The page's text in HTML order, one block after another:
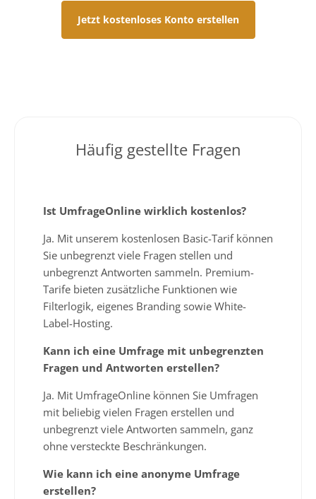
Jetzt kostenloses Konto erstellen
Häufig gestellte Fragen
Ist UmfrageOnline wirklich kostenlos?
Ja. Mit unserem kostenlosen Basic-Tarif können
Sie unbegrenzt viele Fragen stellen und
unbegrenzt Antworten sammeln. Premium-
Tarife bieten zusätzliche Funktionen wie
Filterlogik, eigenes Branding sowie White-
Label-Hosting.
Kann ich eine Umfrage mit unbegrenzten
Fragen und Antworten erstellen?
Ja. Mit UmfrageOnline können Sie Umfragen
mit beliebig vielen Fragen erstellen und
unbegrenzt viele Antworten sammeln, ganz
ohne versteckte Beschränkungen.
Wie kann ich eine anonyme Umfrage
erstellen?